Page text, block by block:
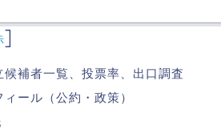
]
補者一覧、投票率、出口調査
ール（公約・政策）